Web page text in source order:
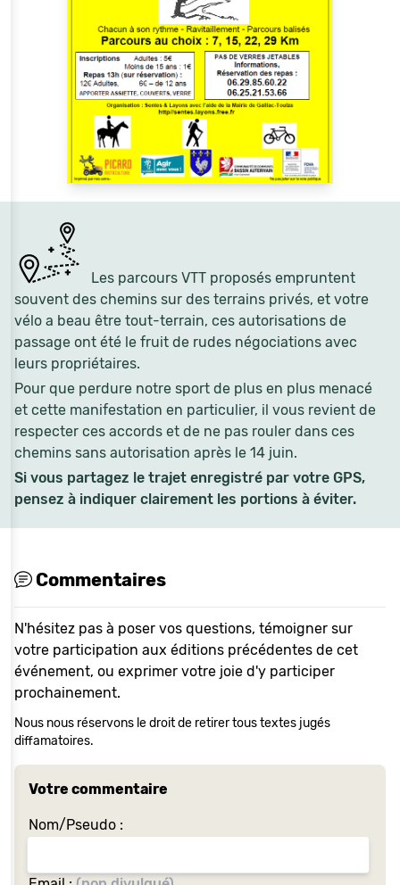
Les parcours VTT proposés empruntent
souvent des chemins sur des terrains privés, et votre
vélo a beau être tout-terrain, ces autorisations de
passage ont été le fruit de rudes négociations avec
leurs propriétaires.
Pour que perdure notre sport de plus en plus menacé
et cette manifestation en particulier, il vous revient de
respecter ces accords et de ne pas rouler dans ces
chemins sans autorisation après le 14 juin.
Si vous partagez le trajet enregistré par votre GPS,
pensez à indiquer clairement les portions à éviter.
Commentaires
N'hésitez pas à poser vos questions, témoigner sur
votre participation aux éditions précédentes de cet
événement, ou exprimer votre joie d'y participer
prochainement.
Nous nous réservons le droit de retirer tous textes jugés
diffamatoires.
Votre commentaire
Nom/Pseudo :